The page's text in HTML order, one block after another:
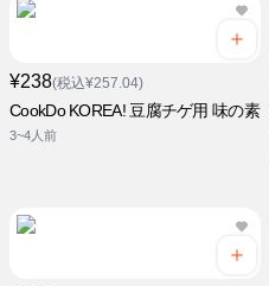
¥238(税込¥257.04)
CookDo KOREA! 豆腐チゲ用 味の素
3~4人前